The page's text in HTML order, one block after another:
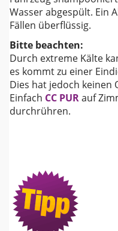
Wasser abgespült. Ein
Fällen überflüssig.
Bitte beachten:
Durch extreme Kälte
es kommt zu einer
Dies hat jedoch keinen
Einfach CC PURauf
durchrühren.